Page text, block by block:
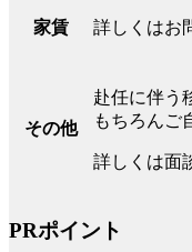
家賃 詳しくはお
その他
赴任に伴う
もちろんご
詳しくは面
PRポイント